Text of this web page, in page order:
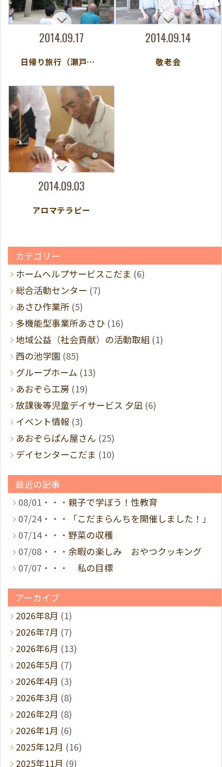
2014.09.17
日帰り旅行（瀬戸内方面）
2014.09.14
敬老会
2014.09.03
アロマテラピー
カテゴリー
ホームヘルプサービスこだま (6)
総合活動センター (7)
あさひ作業所 (5)
多機能型事業所あさひ (16)
地域公益（社会貢献）の活動取組 (1)
西の池学園 (85)
グループホーム (13)
あおぞら工房 (19)
放課後等児童デイサービス 夕凪 (6)
イベント情報 (3)
あおぞらぱん屋さん (25)
デイセンターこだま (10)
最近の記事
08/01・・・ 親子で学ぼう！性教育
07/24・・・
「こだまらんちを開催しました！」
07/14・・・ 野菜の収穫
07/08・・・ 余暇の楽しみ おやつクッキング
07/07・・・
私の目標
アーカイブ
2026年8月 (1)
2026年7月 (7)
2026年6月 (13)
2026年5月 (7)
2026年4月 (3)
2026年3月 (8)
2026年2月 (8)
2026年1月 (6)
2025年12月 (16)
2025年11月 (9)